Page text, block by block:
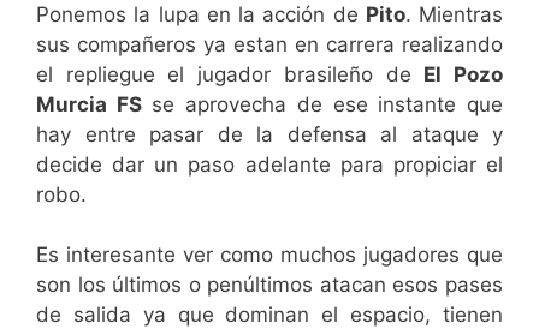
Ponemos la lupa en la acción de Pito. Mientras
sus compañeros ya estan en carrera realizando
el repliegue el jugador brasileño de El Pozo
Murcia FSse aprovecha de ese instante que
hay entre pasar de la defensa al ataque y
decide dar un paso adelante para propiciar el
robo.
Es interesante ver como muchos jugadores que
son los últimos o penúltimos atacan esos pases
de salida ya que dominan el espacio, tienen